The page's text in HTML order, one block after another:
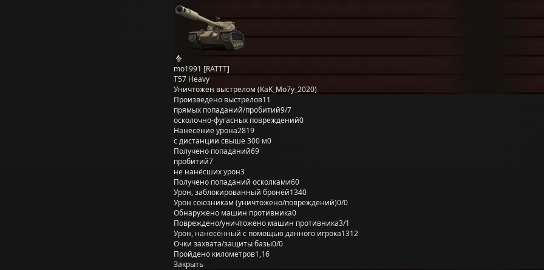
mo1991 [RATTT]
T57 Heavy
Уничтожен выстрелом (KaK_Mo7y_2020)
Произведено выстрелов11
прямых попаданий/пробитий9/7
осколочно-фугасных повреждений0
Нанесение урона2819
с дистанции свыше 300 м0
Получено попаданий69
пробитий7
не нанёсших урон3
Получено попаданий осколками60
Урон, заблокированный бронёй1340
Урон союзникам (уничтожено/повреждений)0/0
Обнаружено машин противника0
Повреждено/уничтожено машин противника3/1
Урон, нанесённый с помощью данного игрока1312
Очки захвата/защиты базы0/0
Пройдено километров1,16
Закрыть